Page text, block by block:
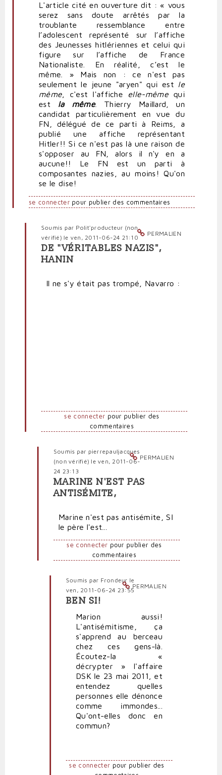
L'article cité en ouverture dit : « vous
serez sans doute arrêtés par la
troublante ressemblance entre
l’adolescent représenté sur l’affiche
des Jeunesses hitlériennes et celui qui
figure sur l’affiche de France
Nationaliste. En réalité, c’est le
même. » Mais non : ce n'est pas
seulement le jeune "aryen" qui est le
même , c'est l'affiche elle-même qui
est la même. Thierry Maillard, un
candidat particulièrement en vue du
FN, délégué de ce parti à Reims, a
publié une affiche représentant
Hitler!! Si ce n'est pas là une raison de
s'opposer au FN, alors il n'y en a
aucune!! Le FN est un parti à
composantes nazies, au moins! Qu'on
se le dise!
se connecterpour publier des commentaires
PERMALIEN
Soumis par Polit'producteur (non
vérifié) le ven, 2011-06-24 21:10
En
réponse
Un
DE "VÉRITABLES NAZIS",
HANIN
Il ne s'y était pas trompé, Navarro :
se connecter pour publier des
commentaires
PERMALIEN
Soumis par pierrepauljacques
(non vérifié) le ven, 2011-06-
24 23:13
En
réponse
De
"véritables
Hanin
MARINE N'EST PAS
ANTISÉMITE,
Marine n'est pas antisémite, SI
le père l'est...
se connecter pour publier des
commentaires
PERMALIEN
Soumis par Frondeur le
ven, 2011-06-24 23:55
En
réponse
Marine
n'est
antisémite,
pierrepauljacques
(non
vérifié)
BEN SI!
Marion aussi!
L'antisémitisme, ça
s'apprend au berceau
chez ces gens-là.
Écoutez-la «
décrypter » l'affaire
DSK le 23 mai 2011, et
entendez quelles
personnes elle dénonce
comme immondes...
Qu'ont-elles donc en
commun?
se connecter pour publier des